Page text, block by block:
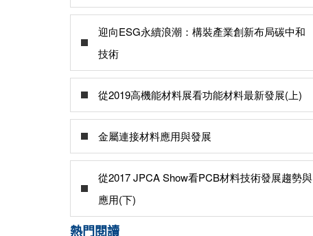
迎向ESG永續浪潮：構裝產業創新布局碳中和
技術
從2019高機能材料展看功能材料最新發展(上)
金屬連接材料應用與發展
從2017 JPCA Show看PCB材料技術發展趨勢與
應用(下)
熱門閱讀